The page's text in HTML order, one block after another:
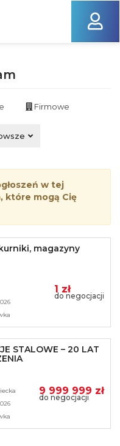
Firmowe
w tej
które mogą Cię
magazyny
1 zł
do negocjacji
STALOWE – 20 LAT
9 999 999 zł
do negocjacji